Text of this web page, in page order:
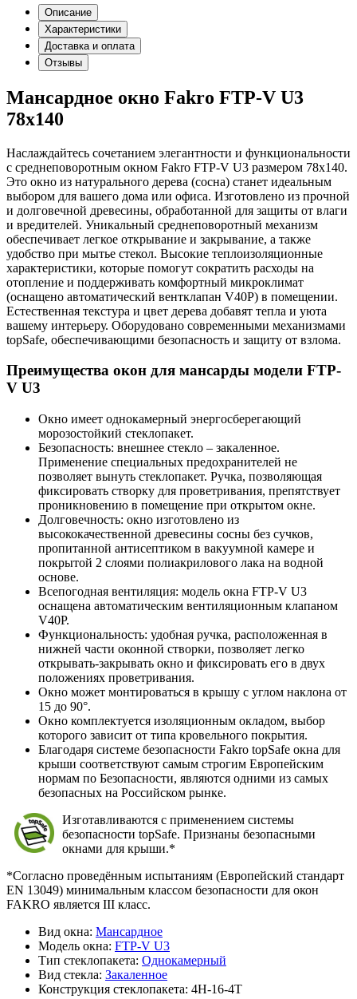
Описание
Характеристики
Доставка и оплата
Отзывы
Мансардное окно Fakro FTP-V U3
78х140
Наслаждайтесь сочетанием элегантности и функциональности
с среднеповоротным окном Fakro FTP-V U3 размером 78х140.
Это окно из натурального дерева (сосна) станет идеальным
выбором для вашего дома или офиса. Изготовлено из прочной
и долговечной древесины, обработанной для защиты от влаги
и вредителей. Уникальный среднеповоротный механизм
обеспечивает легкое открывание и закрывание, а также
удобство при мытье стекол. Высокие теплоизоляционные
характеристики, которые помогут сократить расходы на
отопление и поддерживать комфортный микроклимат
(оснащено автоматический вентклапан V40P) в помещении.
Естественная текстура и цвет дерева добавят тепла и уюта
вашему интерьеру. Оборудовано современными механизмами
topSafe, обеспечивающими безопасность и защиту от взлома.
Преимущества окон для мансарды модели FTP-
V U3
Окно имеет однокамерный энергосберегающий
морозостойкий стеклопакет.
Безопасность: внешнее стекло – закаленное.
Применение специальных предохранителей не
позволяет вынуть стеклопакет. Ручка, позволяющая
фиксировать створку для проветривания, препятствует
проникновению в помещение при открытом окне.
Долговечность: окно изготовлено из
высококачественной древесины сосны без сучков,
пропитанной антисептиком в вакуумной камере и
покрытой 2 слоями полиакрилового лака на водной
основе.
Всепогодная вентиляция: модель окна FTP-V U3
оснащена автоматическим вентиляционным клапаном
V40P.
Функциональность: удобная ручка, расположенная в
нижней части оконной створки, позволяет легко
открывать-закрывать окно и фиксировать его в двух
положениях проветривания.
Окно может монтироваться в крышу с углом наклона от
15 до 90°.
Окно комплектуется изоляционным окладом, выбор
которого зависит от типа кровельного покрытия.
Благодаря системе безопасности Fakro topSafe окна для
крыши соответствуют самым строгим Европейским
нормам по Безопасности, являются одними из самых
безопасных на Российском рынке.
Изготавливаются с применением системы
безопасности topSafe. Признаны безопасными
окнами для крыши.*
*Согласно проведённым испытаниям (Европейский стандарт
EN 13049) минимальным классом безопасности для окон
FAKRO является III класс.
Вид окна: Мансардное
Модель окна: FTP-V U3
Тип стеклопакета: Однокамерный
Вид стекла: Закаленное
Конструкция стеклопакета: 4H-16-4T